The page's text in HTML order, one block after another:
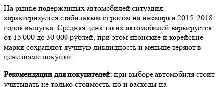
На рынке подержанных автомобилей ситуация
характеризуется стабильным спросом на иномарки 2015–2018
годов выпуска. Средняя цена таких автомобилей варьируется
от 15 000 до 30 000 рублей, при этом японские и корейские
марки сохраняют лучшую ликвидность и меньше теряют в
цене после покупки.
Рекомендации для покупателей: при выборе автомобиля стоит
учитывать не только стоимость, но и расходы на